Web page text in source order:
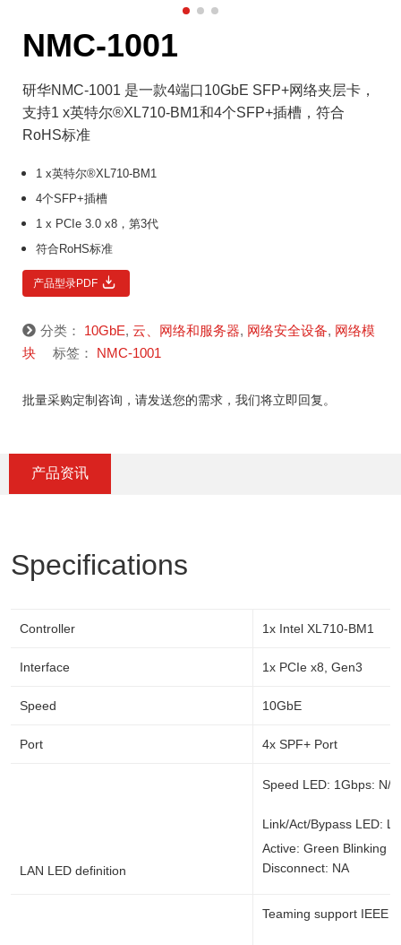
NMC-1001
研华NMC-1001 是一款4端口10GbE SFP+网络夹层卡，
支持1 x英特尔®XL710-BM1和4个SFP+插槽，符合
RoHS标准
1 x英特尔®XL710-BM1
4个SFP+插槽
1 x PCIe 3.0 x8，第3代
符合RoHS标准
产品型录PDF
分类： 10GbE, 云、网络和服务器, 网络安全设备, 网络模
块
标签： NMC-1001
批量采购定制咨询，请发送您的需求，我们将立即回复。
产品资讯
Specifications
Controller 1x Intel XL710-BM1
Interface 1x PCIe x8, Gen3
Speed 10GbE
Port 4x SPF+ Port
LAN LED definition
Speed LED: 1Gbps: N/
Link/Act/Bypass LED:
Active: Green Blinking
Disconnect: NA
Teaming support IEEE